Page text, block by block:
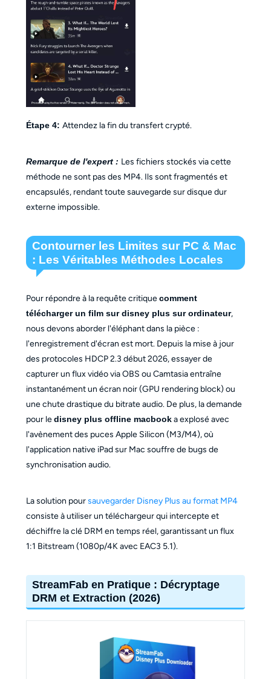
Étape 4: Attendez la fin du transfert crypté.
Remarque de l'expert : Les fichiers stockés via cette
méthode ne sont pas des MP4. Ils sont fragmentés et
encapsulés, rendant toute sauvegarde sur disque dur
externe impossible.
Contourner les Limites sur PC & Mac
: Les Véritables Méthodes Locales
Pour répondre à la requête critiquecomment
télécharger un film sur disney plus sur ordinateur,
nous devons aborder l'éléphant dans la pièce :
l'enregistrement d'écran est mort. Depuis la mise à jour
des protocoles HDCP 2.3 début 2026, essayer de
capturer un flux vidéo via OBS ou Camtasia entraîne
instantanément un écran noir (GPU rendering block) ou
une chute drastique du bitrate audio. De plus, la demande
pour ledisney plus offline macbooka explosé avec
l'avènement des puces Apple Silicon (M3/M4), où
l'application native iPad sur Mac souffre de bugs de
synchronisation audio.
La solution poursauvegarder Disney Plus au format MP4
consiste à utiliser un téléchargeur qui intercepte et
déchiffre la clé DRM en temps réel, garantissant un flux
1:1 Bitstream (1080p/4K avec EAC3 5.1).
StreamFab en Pratique : Décryptage
DRM et Extraction (2026)